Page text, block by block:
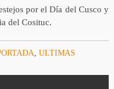
por el Día del Cusco y
del Cosituc.
ULTIMAS